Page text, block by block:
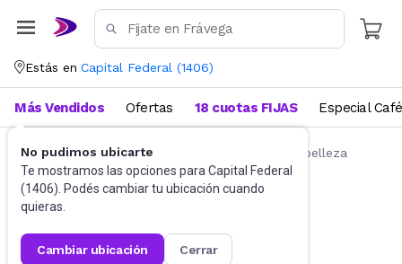
Estás en Capital Federal (1406)
No pudimos ubicarte
Te mostramos las opciones para Capital Federal
(1406). Podés cambiar tu ubicación cuando
quieras.
cambiar ubicación cerrar
Más Vendidos Ofertas 18 cuotas FIJAS Especial Café
Belleza y Cuidado Corporal Accesorios de belleza